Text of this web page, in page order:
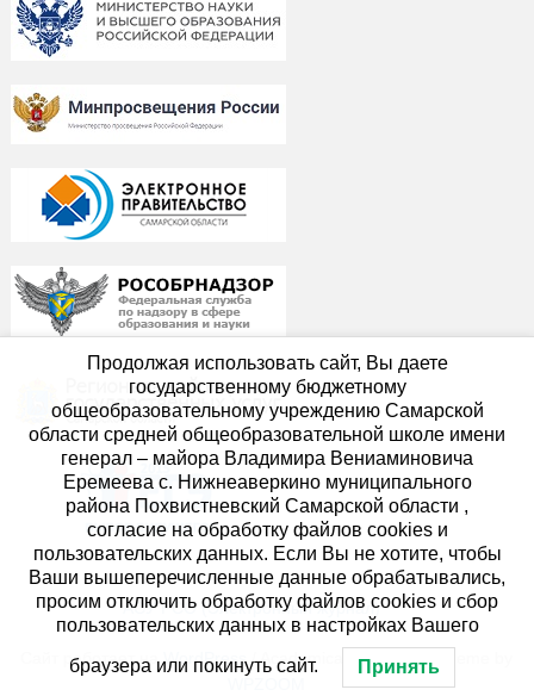
ACУ РСО (Электронный журнал)
Сайт работает наWordPress / Academica WordPress Theme by
Продолжая использовать сайт, Вы даете
государственному бюджетному
общеобразовательному учреждению Самарской
области средней общеобразовательной школе имени
генерал – майора Владимира Вениаминовича
Еремеева с. Нижнеаверкино муниципального
района Похвистневский Самарской области ,
согласие на обработку файлов cookies и
пользовательских данных. Если Вы не хотите, чтобы
Ваши вышеперечисленные данные обрабатывались,
просим отключить обработку файлов cookies и сбор
пользовательских данных в настройках Вашего
браузера или покинуть сайт. Принять